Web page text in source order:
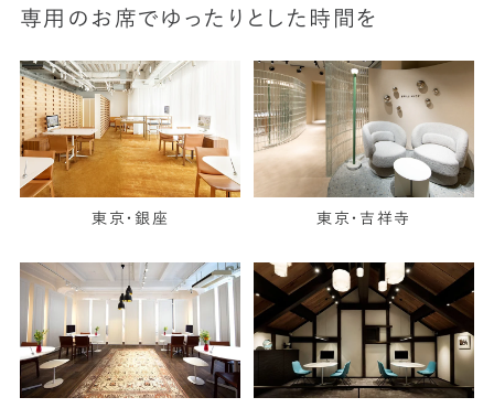
専用のお席でゆったりとした時間を
東京・銀座 東京・吉祥寺